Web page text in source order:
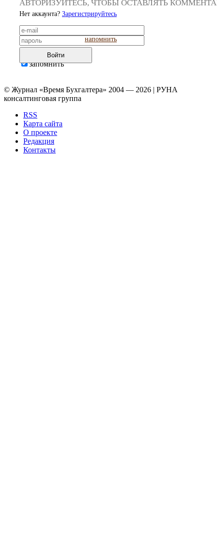
АВТОРИЗУЙТЕСЬ, ЧТОБЫ ОСТАВЛЯТЬ
Нет аккаунта? Зарегистрируйтесь
напомнить
Войти
запомнить
© Журнал «Время Бухгалтера» 2004 — 2026 | РУНА
консалтинговая группа
RSS
Карта сайта
О проекте
Редакция
Контакты